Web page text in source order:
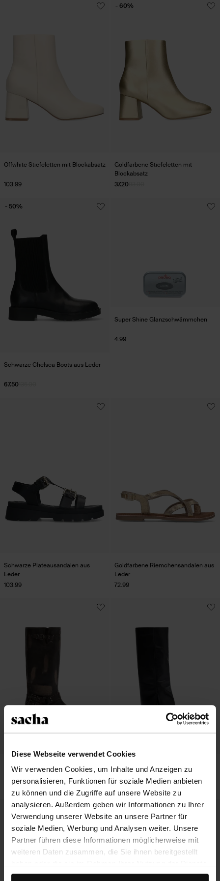
Diese Webseite verwendet Cookies
Wir verwenden Cookies, um Inhalte und Anzeigen zu
personalisieren, Funktionen für soziale Medien anbieten
zu können und die Zugriffe auf unsere Website zu
analysieren. Außerdem geben wir Informationen zu Ihrer
Verwendung unserer Website an unsere Partner für
soziale Medien, Werbung und Analysen weiter. Unsere
Partner führen diese Informationen möglicherweise mit
weiteren Daten zusammen, die Sie ihnen bereitgestellt
gesammelt haben.
Offwhite Stiefeletten mit Blockabsatz
103.99
Goldfarbene Stiefeletten mit
Blockabsatz
37.20
- 60%
Schwarze Chelsea Boots aus Leder
67.50
- 50%
Super Shine Glanzschwämmchen
4.99
Schwarze Plateausandalen aus
Leder
103.99
Goldfarbene Riemchensandalen aus
Leder
72.99
Graue Biker Boots in Used-Optik mit
Schnallen
235.99
Schwarze Cowboystiefel aus Leder
mit Umschlag
247.99